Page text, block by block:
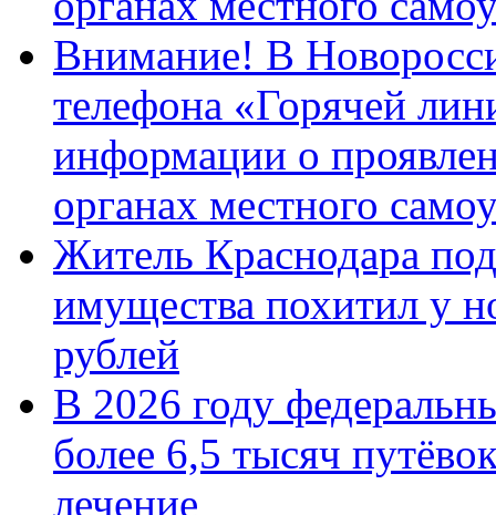
Внимание! В
телефона «Горячей
информации о
органах местного
Житель Краснодара
имущества похитил у
рублей
В 2026 году
более 6,5 тысяч
лечение